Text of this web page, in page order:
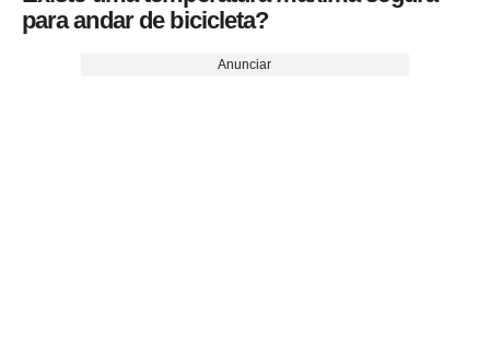
para andar de bicicleta?
Anunciar